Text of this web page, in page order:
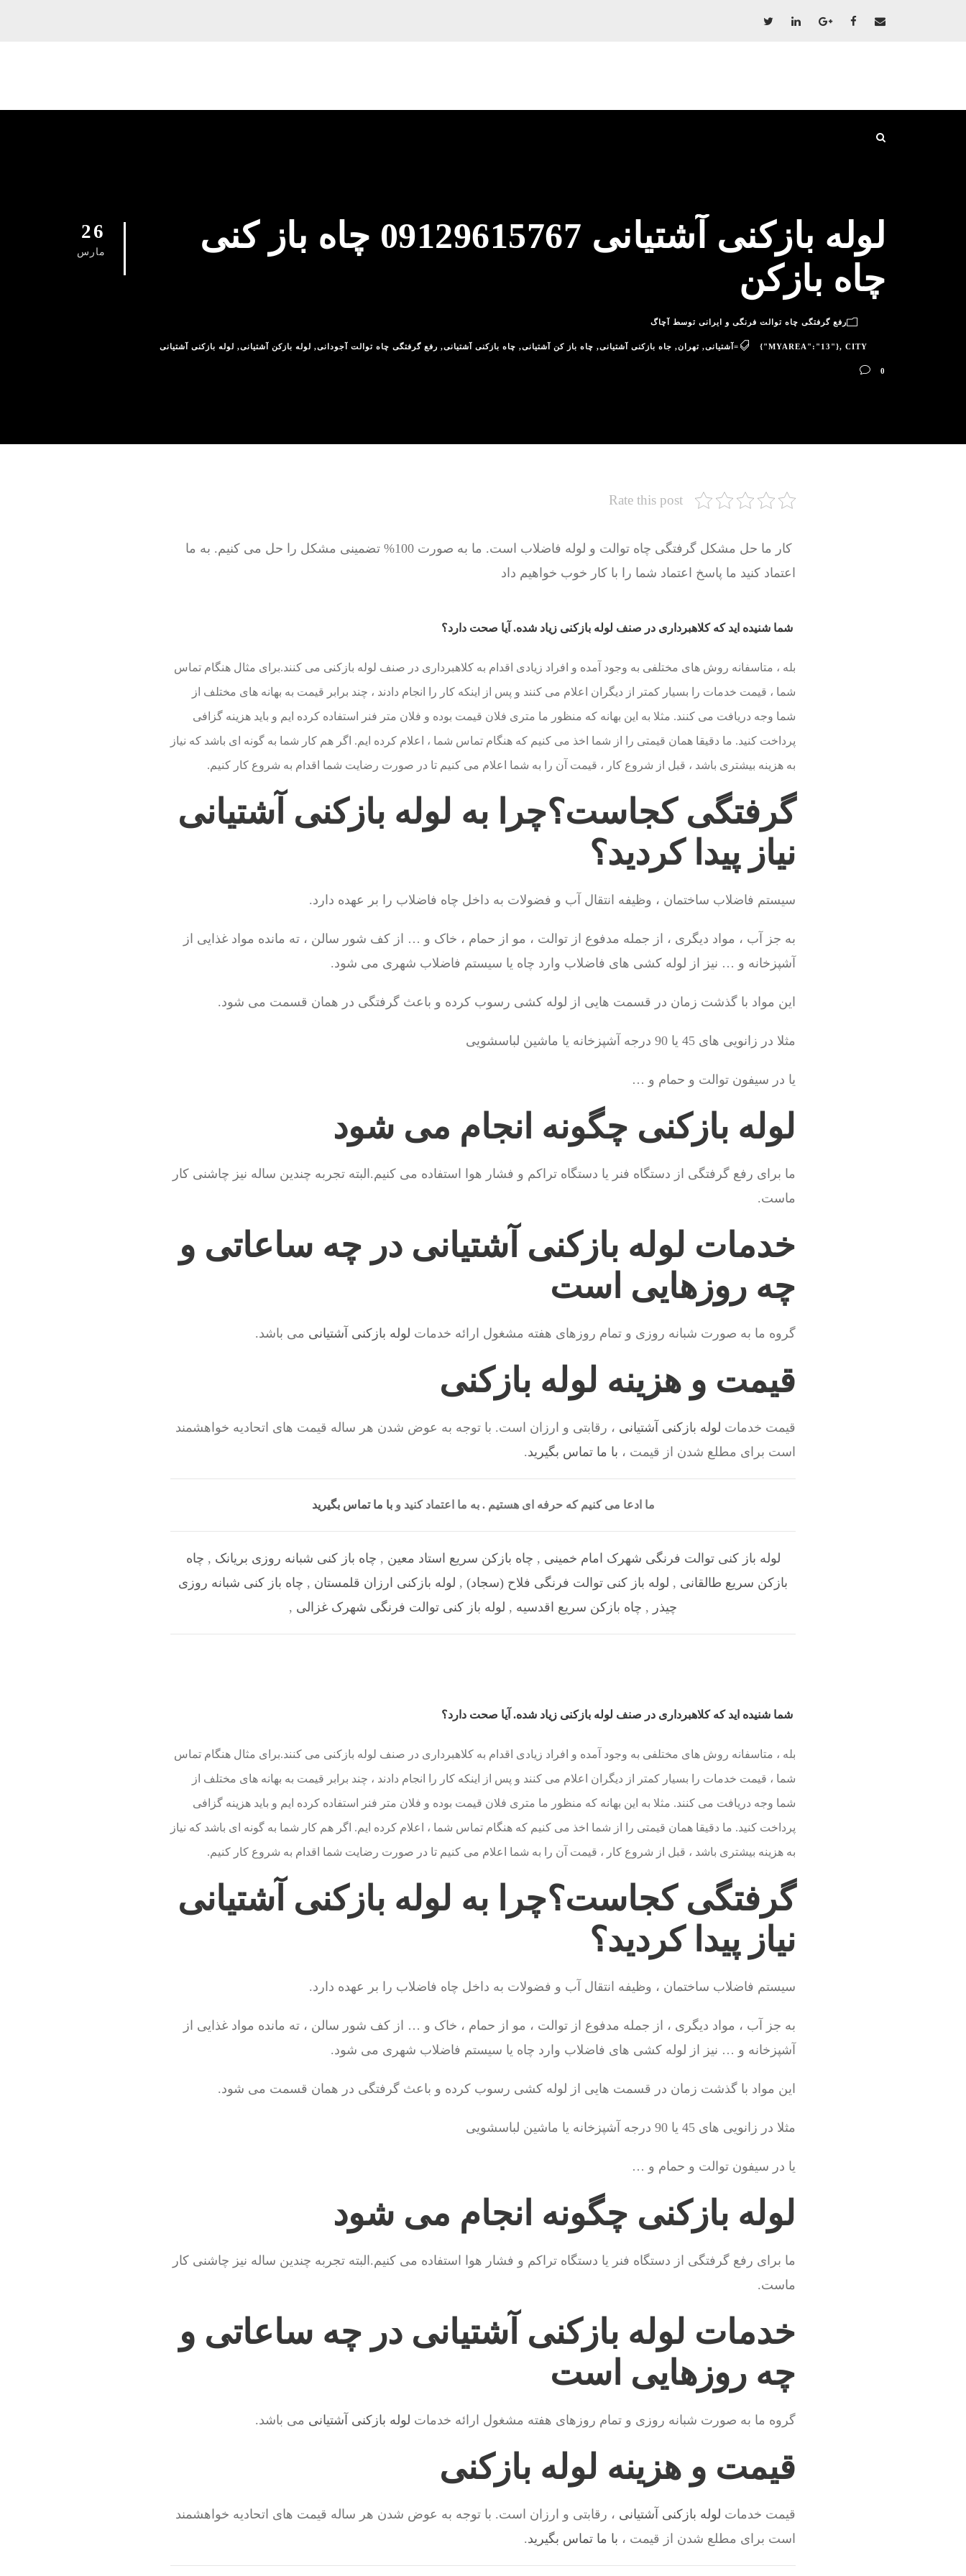
26
مارس
لوله بازکنی آشتیانی 09129615767 چاه باز کنی
چاه بازکن
رفع گرفتگی چاه توالت فرنگی و ایرانی توسط آچاگ
{"MYAREA":"13"}, CITY=آشتیانی , تهران, جاه بازکنی آشتیانی, چاه باز کن آشتیانی, چاه بازکنی آشتیانی, رفع گرفتگی چاه توالت آجودانی, لوله بازکن آشتیانی, لوله بازکنی آشتیانی
0
Rate this post
کار ما حل مشکل گرفتگی چاه توالت و لوله فاضلاب است. ما به صورت 100% تضمینی مشکل را حل می کنیم. به ما
اعتماد کنید ما پاسخ اعتماد شما را با کار خوب خواهیم داد
شما شنیده اید که کلاهبرداری در صنف لوله بازکنی زیاد شده. آیا صحت دارد؟
بله ، متاسفانه روش های مختلفی به وجود آمده و افراد زیادی اقدام به کلاهبرداری در صنف لوله بازکنی می کنند.برای مثال هنگام تماس
شما ، قیمت خدمات را بسیار کمتر از دیگران اعلام می کنند و پس از اینکه کار را انجام دادند ، چند برابر قیمت به بهانه های مختلف از
شما وجه دریافت می کنند. مثلا به این بهانه که منظور ما متری فلان قیمت بوده و فلان متر فنر استفاده کرده ایم و باید هزینه گزافی
پرداخت کنید. ما دقیقا همان قیمتی را از شما اخذ می کنیم که هنگام تماس شما ، اعلام کرده ایم. اگر هم کار شما به گونه ای باشد که نیاز
به هزینه بیشتری باشد ، قبل از شروع کار ، قیمت آن را به شما اعلام می کنیم تا در صورت رضایت شما اقدام به شروع کار کنیم.
گرفتگی کجاست؟چرا به لوله بازکنی آشتیانی
نیاز پیدا کردید؟
سیستم فاضلاب ساختمان ، وظیفه انتقال آب و فضولات به داخل چاه فاضلاب را بر عهده دارد.
به جز آب ، مواد دیگری ، از جمله مدفوع از توالت ، مو از حمام ، خاک و … از کف شور سالن ، ته مانده مواد غذایی از
آشپزخانه و … نیز از لوله کشی های فاضلاب وارد چاه یا سیستم فاضلاب شهری می شود.
این مواد با گذشت زمان در قسمت هایی از لوله کشی رسوب کرده و باعث گرفتگی در همان قسمت می شود.
مثلا در زانویی های 45 یا 90 درجه آشپزخانه یا ماشین لباسشویی
یا در سیفون توالت و حمام و …
لوله بازکنی چگونه انجام می شود
ما برای رفع گرفتگی از دستگاه فنر یا دستگاه تراکم و فشار هوا استفاده می کنیم.البته تجربه چندین ساله نیز چاشنی کار
ماست.
خدمات لوله بازکنی آشتیانی در چه ساعاتی و
چه روزهایی است
گروه ما به صورت شبانه روزی و تمام روزهای هفته مشغول ارائه خدمات لوله بازکنی آشتیانی می باشد.
قیمت و هزینه لوله بازکنی
قیمت خدمات لوله بازکنی آشتیانی ، رقابتی و ارزان است. با توجه به عوض شدن هر ساله قیمت های اتحادیه خواهشمند
است برای مطلع شدن از قیمت ، با ما تماس بگیرید.
ما ادعا می کنیم که حرفه ای هستیم . به ما اعتماد کنید وبا ما تماس بگیرید
لوله باز کنی توالت فرنگی شهرک امام خمینی , چاه بازکن سریع استاد معین , چاه باز کنی شبانه روزی بریانک , چاه
بازکن سریع طالقانی , لوله باز کنی توالت فرنگی فلاح (سجاد) , لوله بازکنی ارزان قلمستان , چاه باز کنی شبانه روزی
چیذر , چاه بازکن سریع اقدسیه , لوله باز کنی توالت فرنگی شهرک غزالی ,
شما شنیده اید که کلاهبرداری در صنف لوله بازکنی زیاد شده. آیا صحت دارد؟
بله ، متاسفانه روش های مختلفی به وجود آمده و افراد زیادی اقدام به کلاهبرداری در صنف لوله بازکنی می کنند.برای مثال هنگام تماس
شما ، قیمت خدمات را بسیار کمتر از دیگران اعلام می کنند و پس از اینکه کار را انجام دادند ، چند برابر قیمت به بهانه های مختلف از
شما وجه دریافت می کنند. مثلا به این بهانه که منظور ما متری فلان قیمت بوده و فلان متر فنر استفاده کرده ایم و باید هزینه گزافی
پرداخت کنید. ما دقیقا همان قیمتی را از شما اخذ می کنیم که هنگام تماس شما ، اعلام کرده ایم. اگر هم کار شما به گونه ای باشد که نیاز
به هزینه بیشتری باشد ، قبل از شروع کار ، قیمت آن را به شما اعلام می کنیم تا در صورت رضایت شما اقدام به شروع کار کنیم.
گرفتگی کجاست؟چرا به لوله بازکنی آشتیانی
نیاز پیدا کردید؟
سیستم فاضلاب ساختمان ، وظیفه انتقال آب و فضولات به داخل چاه فاضلاب را بر عهده دارد.
به جز آب ، مواد دیگری ، از جمله مدفوع از توالت ، مو از حمام ، خاک و … از کف شور سالن ، ته مانده مواد غذایی از
آشپزخانه و … نیز از لوله کشی های فاضلاب وارد چاه یا سیستم فاضلاب شهری می شود.
این مواد با گذشت زمان در قسمت هایی از لوله کشی رسوب کرده و باعث گرفتگی در همان قسمت می شود.
مثلا در زانویی های 45 یا 90 درجه آشپزخانه یا ماشین لباسشویی
یا در سیفون توالت و حمام و …
لوله بازکنی چگونه انجام می شود
ما برای رفع گرفتگی از دستگاه فنر یا دستگاه تراکم و فشار هوا استفاده می کنیم.البته تجربه چندین ساله نیز چاشنی کار
ماست.
خدمات لوله بازکنی آشتیانی در چه ساعاتی و
چه روزهایی است
گروه ما به صورت شبانه روزی و تمام روزهای هفته مشغول ارائه خدمات لوله بازکنی آشتیانی می باشد.
قیمت و هزینه لوله بازکنی
قیمت خدمات لوله بازکنی آشتیانی ، رقابتی و ارزان است. با توجه به عوض شدن هر ساله قیمت های اتحادیه خواهشمند
است برای مطلع شدن از قیمت ، با ما تماس بگیرید.